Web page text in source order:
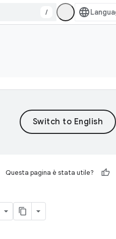
/
Questa pagina è stata utile?